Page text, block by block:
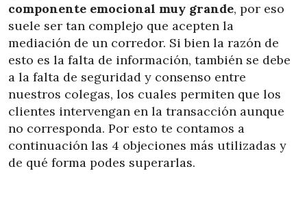
componente emocional muy grande, por eso
suele ser tan complejo que acepten la
mediación de un corredor. Si bien la razón de
esto es la falta de información, también se debe
a la falta de seguridad y consenso entre
nuestros colegas, los cuales permiten que los
clientes intervengan en la transacción aunque
no corresponda. Por esto te contamos a
continuación las 4 objeciones más utilizadas y
de qué forma podes superarlas.